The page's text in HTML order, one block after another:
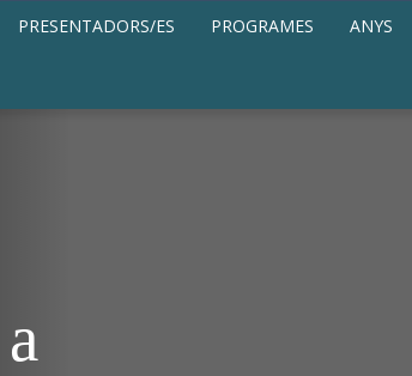
PRESENTADORS/ES PROGRAMES ANYS